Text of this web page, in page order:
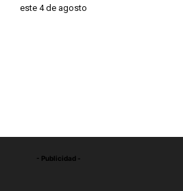
este 4 de agosto
- Publicidad -